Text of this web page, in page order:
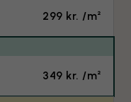
299 kr. /m²
349 kr. /m²